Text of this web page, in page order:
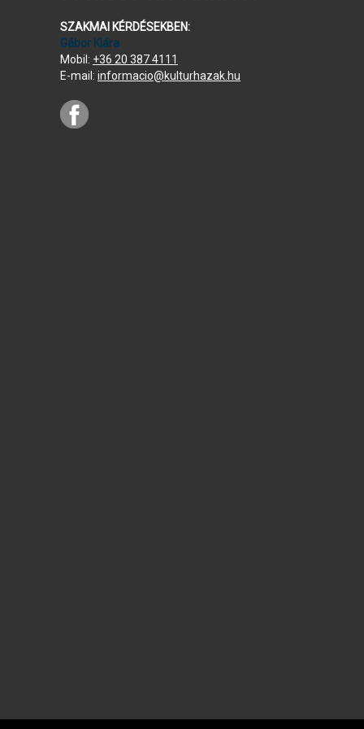
SZAKMAI KÉRDÉSEKBEN:
Gábor Klára
Mobil: +36 20 387 4111
E-mail: informacio@kulturhazak.hu